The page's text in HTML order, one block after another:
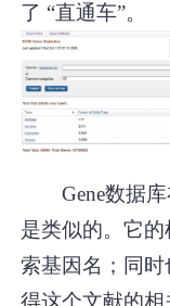
了 “直通车”。
Gene数据
是类似的。它
索基因名；同